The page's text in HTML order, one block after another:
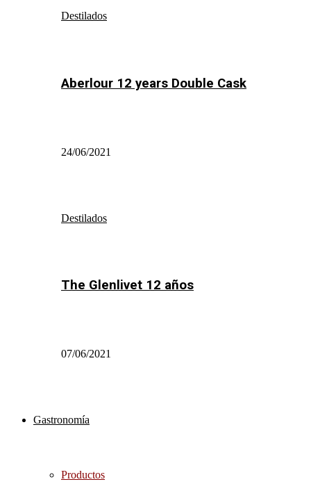
Destilados
Aberlour 12 years Double Cask
24/06/2021
Destilados
The Glenlivet 12 años
07/06/2021
Gastronomía
Productos